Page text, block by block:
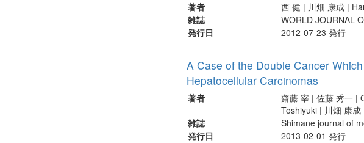
著者
西 健 | 川畑 康成 |
雑誌
WORLD JOURNAL
発行日
2012-07-23 発行
A Case of the Double Cancer
Hepatocellular Carcinomas
著者
齋藤 宰 | 佐藤 秀一 |
Toshiyuki | 川畑 康
雑誌
Shimane journal of
発行日
2013-02-01 発行